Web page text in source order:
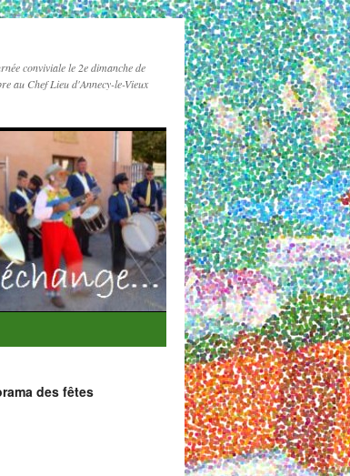
conviviale le 2e dimanche de
au Chef Lieu d'Annecy-le-Vieux
des fêtes